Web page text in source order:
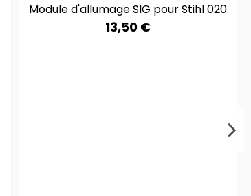
Module d'allumage SIG pour Stihl 020
13,50 €